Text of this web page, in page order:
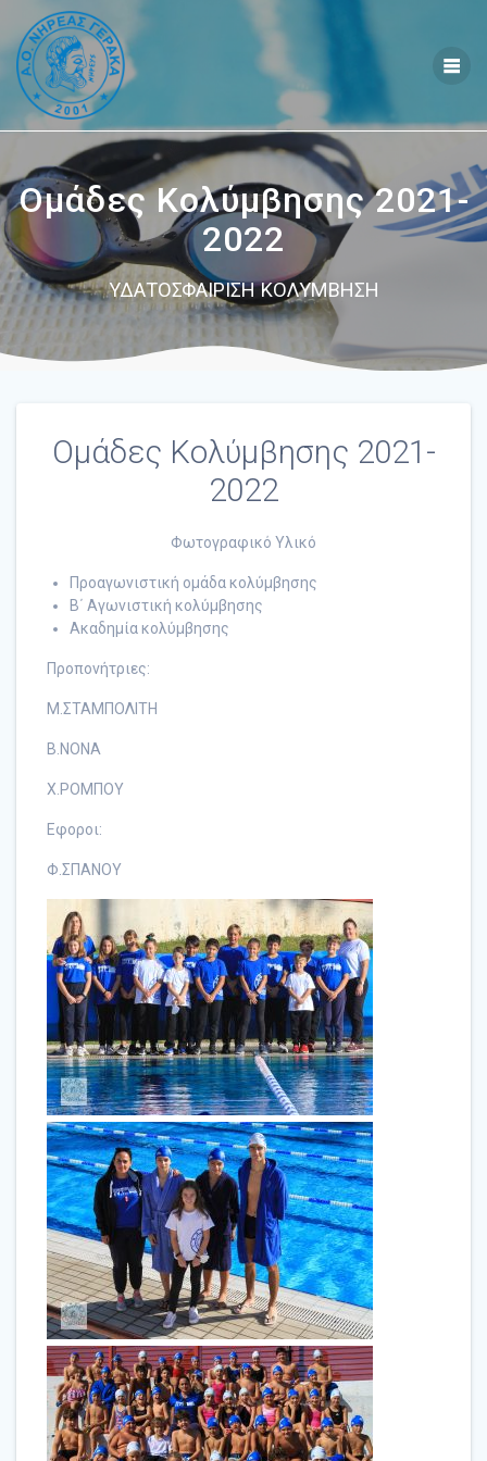
to
Ομάδες Κολύμβησης 2021-
2022
ΥΔΑΤΟΣΦΑΙΡΙΣΗ ΚΟΛΥΜΒΗΣΗ
Ομάδες Κολύμβησης 2021-
2022
Φωτογραφικό Υλικό
Προαγωνιστική ομάδα κολύμβησης
Β΄ Αγωνιστική κολύμβησης
Ακαδημία κολύμβησης
Προπονήτριες:
M.ΣΤΑΜΠΟΛΙΤΗ
Β.ΝΟΝΑ
Χ.ΡOMΠOY
Εφοροι:
Φ.ΣΠΑΝΟΥ